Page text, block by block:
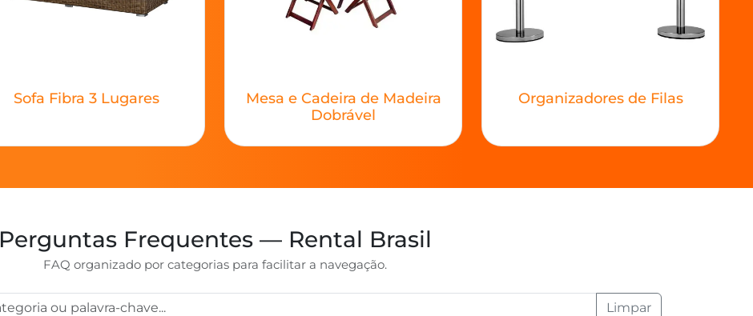
Sofa Fibra 3 Lugares
Mesa e Cadeira de Madeira
Dobrável
Organizadores de Filas
Perguntas Frequentes — Rental Brasil
FAQ organizado por categorias para facilitar a navegação.
Limpar